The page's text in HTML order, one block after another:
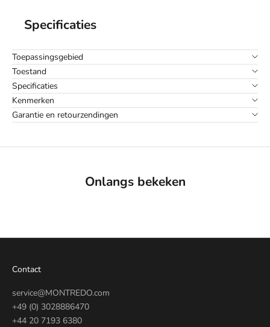
Specificaties
Toepassingsgebied
Toestand
Specificaties
Kenmerken
Garantie en retourzendingen
Onlangs bekeken
Contact
service@MONTREDO.com
+49 (0) 3028886470
+44 20 7193 6380